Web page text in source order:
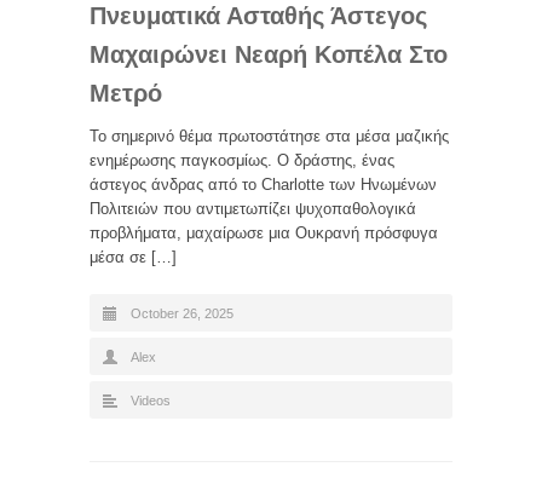
Πνευματικά Ασταθής Άστεγος
Μαχαιρώνει Νεαρή Κοπέλα Στο
Μετρό
Το σημερινό θέμα πρωτοστάτησε στα μέσα μαζικής
ενημέρωσης παγκοσμίως. Ο δράστης, ένας
άστεγος άνδρας από το Charlotte των Ηνωμένων
Πολιτειών που αντιμετωπίζει ψυχοπαθολογικά
προβλήματα, μαχαίρωσε μια Ουκρανή πρόσφυγα
μέσα σε […]
October 26, 2025
Alex
Videos